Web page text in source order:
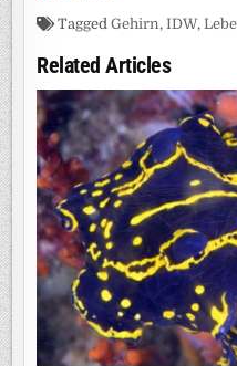
TaggedGehirn,IDW,
Related Articles